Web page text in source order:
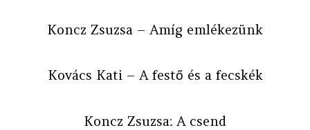
Koncz Zsuzsa – Amíg emlékezünk
Kovács Kati – A festő és a fecskék
Koncz Zsuzsa: A csend